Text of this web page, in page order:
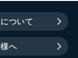
ついて
へ